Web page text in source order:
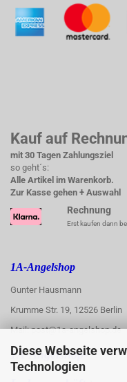
Diese Webseite
Technologien
Kauf auf
mit 30 Tagen Zahlungsziel
so geht´s:
Alle Artikel im Warenkorb.
Zur Kasse gehen + Auswahl
Rechnung
Erst kaufen dann
1A-Angelshop
Gunter Hausmann
Krumme Str. 19, 12526 Berlin
Mail: post@1a-angelshop.de
1A-Angelshop-